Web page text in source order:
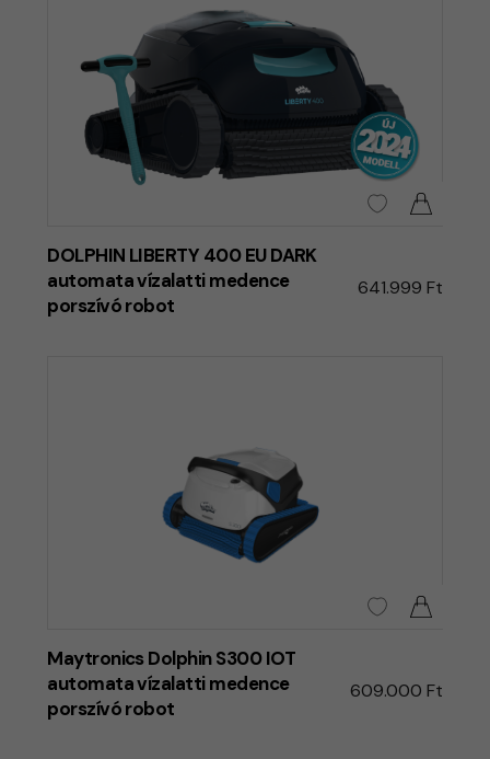
DOLPHIN LIBERTY 400 EU DARK
automata vízalatti medence
porszívó robot
641.999 Ft
Maytronics Dolphin S300 IOT
automata vízalatti medence
porszívó robot
609.000 Ft